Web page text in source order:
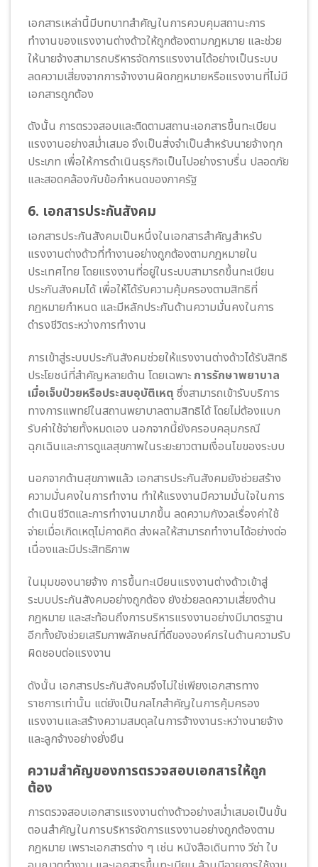
เอกสารเหล่านี้มีบทบาทสำคัญในการควบคุมสถานะการ
ทำงานของแรงงานต่างด้าวให้ถูกต้องตามกฎหมาย และช่วย
ให้นายจ้างสามารถบริหารจัดการแรงงานได้อย่างเป็นระบบ
ลดความเสี่ยงจากการจ้างงานผิดกฎหมายหรือแรงงานที่ไม่มี
เอกสารถูกต้อง
ดังนั้น การตรวจสอบและติดตามสถานะเอกสารขึ้นทะเบียน
แรงงานอย่างสม่ำเสมอ จึงเป็นสิ่งจำเป็นสำหรับนายจ้างทุก
ประเภท เพื่อให้การดำเนินธุรกิจเป็นไปอย่างราบรื่น ปลอดภัย
และสอดคล้องกับข้อกำหนดของภาครัฐ
6. เอกสารประกันสังคม
เอกสารประกันสังคมเป็นหนึ่งในเอกสารสำคัญสำหรับ
แรงงานต่างด้าวที่ทำงานอย่างถูกต้องตามกฎหมายใน
ประเทศไทย โดยแรงงานที่อยู่ในระบบสามารถขึ้นทะเบียน
ประกันสังคมได้ เพื่อให้ได้รับความคุ้มครองตามสิทธิที่
กฎหมายกำหนด และมีหลักประกันด้านความมั่นคงในการ
ดำรงชีวิตระหว่างการทำงาน
การเข้าสู่ระบบประกันสังคมช่วยให้แรงงานต่างด้าวได้รับสิทธิ
ประโยชน์ที่สำคัญหลายด้าน โดยเฉพาะ การรักษาพยาบาล
เมื่อเจ็บป่วยหรือประสบอุบัติเหตุ ซึ่งสามารถเข้ารับบริการ
ทางการแพทย์ในสถานพยาบาลตามสิทธิได้ โดยไม่ต้องแบก
รับค่าใช้จ่ายทั้งหมดเอง นอกจากนี้ยังครอบคลุมกรณี
ฉุกเฉินและการดูแลสุขภาพในระยะยาวตามเงื่อนไขของระบบ
นอกจากด้านสุขภาพแล้ว เอกสารประกันสังคมยังช่วยสร้าง
ความมั่นคงในการทำงาน ทำให้แรงงานมีความมั่นใจในการ
ดำเนินชีวิตและการทำงานมากขึ้น ลดความกังวลเรื่องค่าใช้
จ่ายเมื่อเกิดเหตุไม่คาดคิด ส่งผลให้สามารถทำงานได้อย่างต่อ
เนื่องและมีประสิทธิภาพ
ในมุมของนายจ้าง การขึ้นทะเบียนแรงงานต่างด้าวเข้าสู่
ระบบประกันสังคมอย่างถูกต้อง ยังช่วยลดความเสี่ยงด้าน
กฎหมาย และสะท้อนถึงการบริหารแรงงานอย่างมีมาตรฐาน
อีกทั้งยังช่วยเสริมภาพลักษณ์ที่ดีขององค์กรในด้านความรับ
ผิดชอบต่อแรงงาน
ดังนั้น เอกสารประกันสังคมจึงไม่ใช่เพียงเอกสารทาง
ราชการเท่านั้น แต่ยังเป็นกลไกสำคัญในการคุ้มครอง
แรงงานและสร้างความสมดุลในการจ้างงานระหว่างนายจ้าง
และลูกจ้างอย่างยั่งยืน
ความสำคัญของการตรวจสอบเอกสารให้ถูก
ต้อง
การตรวจสอบเอกสารแรงงานต่างด้าวอย่างสม่ำเสมอเป็นขั้น
ตอนสำคัญในการบริหารจัดการแรงงานอย่างถูกต้องตาม
กฎหมาย เพราะเอกสารต่าง ๆ เช่น หนังสือเดินทาง วีซ่า ใบ